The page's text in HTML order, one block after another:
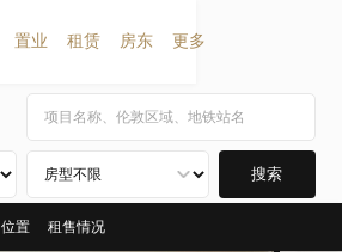
置业 租赁 房东 更多
搜索
位置 租售情况